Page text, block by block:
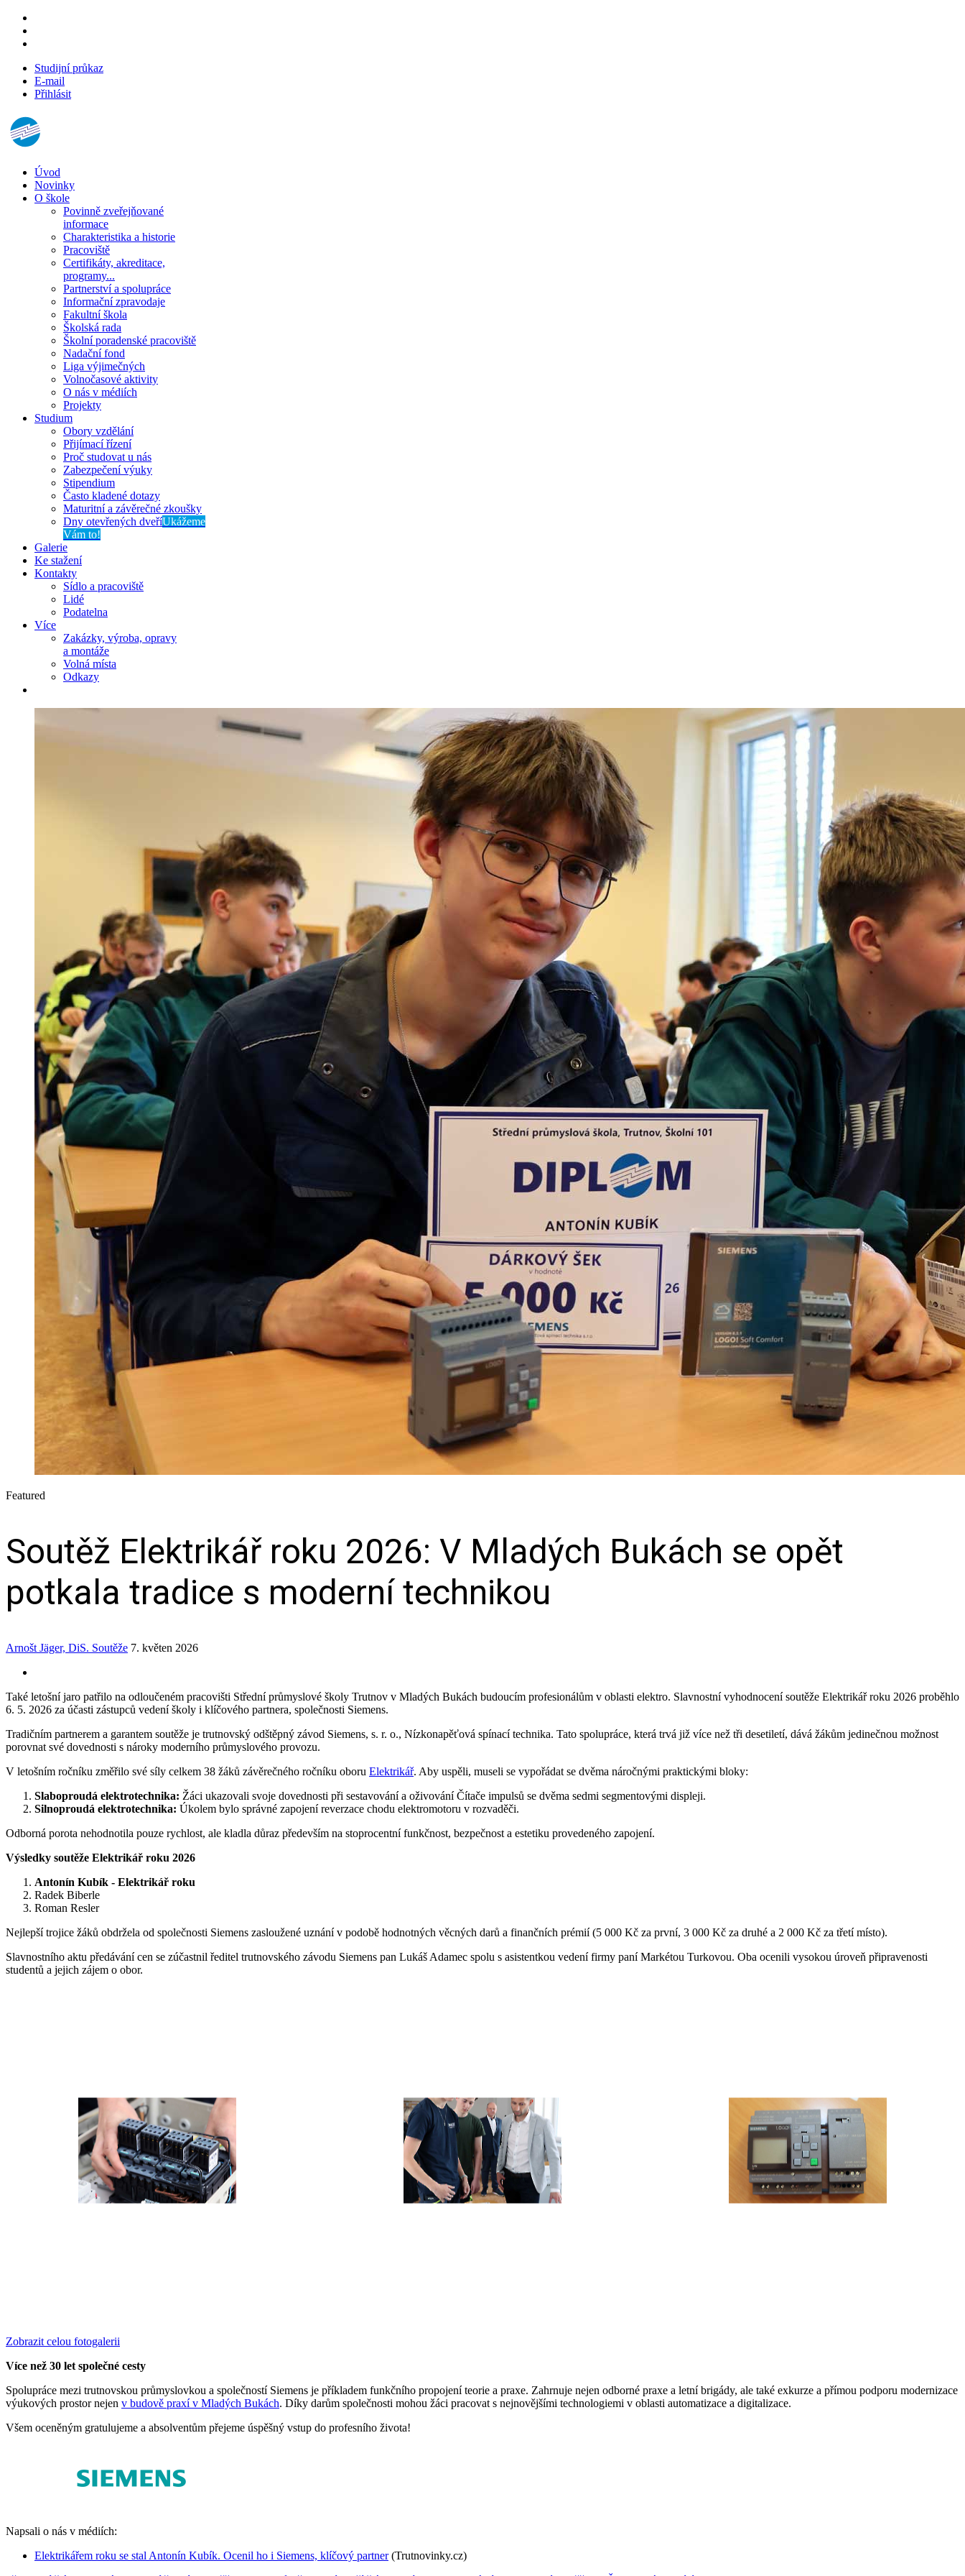
Studijní průkaz
E-mail
Přihlásit
Úvod
Novinky
O škole
Povinně zveřejňované
informace
Charakteristika a historie
Pracoviště
Certifikáty, akreditace,
programy...
Partnerství a spolupráce
Informační zpravodaje
Fakultní škola
Školská rada
Školní poradenské pracoviště
Nadační fond
Liga výjimečných
Volnočasové aktivity
O nás v médiích
Projekty
Studium
Obory vzdělání
Přijímací řízení
Proč studovat u nás
Zabezpečení výuky
Stipendium
Často kladené dotazy
Maturitní a závěrečné zkoušky
Dny otevřených dveříUkážeme
Vám to!
Galerie
Ke stažení
Kontakty
Sídlo a pracoviště
Lidé
Podatelna
Více
Zakázky, výroba, opravy
a montáže
Volná místa
Odkazy
Featured
Soutěž Elektrikář roku 2026: V Mladých Bukách se opět
potkala tradice s moderní technikou
Arnošt Jäger, DiS. Soutěže 7. květen 2026
Také letošní jaro patřilo na odloučeném pracovišti Střední průmyslové školy Trutnov v Mladých Bukách budoucím profesionálům v oblasti elektro. Slavnostní vyhodnocení soutěže Elektrikář roku 2026 proběhlo
6. 5. 2026 za účasti zástupců vedení školy i klíčového partnera, společnosti Siemens.
Tradičním partnerem a garantem soutěže je trutnovský odštěpný závod Siemens, s. r. o., Nízkonapěťová spínací technika. Tato spolupráce, která trvá již více než tři desetiletí, dává žákům jedinečnou možnost
porovnat své dovednosti s nároky moderního průmyslového provozu.
V letošním ročníku změřilo své síly celkem 38 žáků závěrečného ročníku oboru Elektrikář. Aby uspěli, museli se vypořádat se dvěma náročnými praktickými bloky:
Slaboproudá elektrotechnika: Žáci ukazovali svoje dovednosti při sestavování a oživování Čítače impulsů se dvěma sedmi segmentovými displeji.
Silnoproudá elektrotechnika: Úkolem bylo správné zapojení reverzace chodu elektromotoru v rozvaděči.
Odborná porota nehodnotila pouze rychlost, ale kladla důraz především na stoprocentní funkčnost, bezpečnost a estetiku provedeného zapojení.
Výsledky soutěže Elektrikář roku 2026
Antonín Kubík - Elektrikář roku
Radek Biberle
Roman Resler
Nejlepší trojice žáků obdržela od společnosti Siemens zasloužené uznání v podobě hodnotných věcných darů a finančních prémií (5 000 Kč za první, 3 000 Kč za druhé a 2 000 Kč za třetí místo).
Slavnostního aktu předávání cen se zúčastnil ředitel trutnovského závodu Siemens pan Lukáš Adamec spolu s asistentkou vedení firmy paní Markétou Turkovou. Oba ocenili vysokou úroveň připravenosti
studentů a jejich zájem o obor.
Zobrazit celou fotogalerii
Více než 30 let společné cesty
Spolupráce mezi trutnovskou průmyslovkou a společností Siemens je příkladem funkčního propojení teorie a praxe. Zahrnuje nejen odborné praxe a letní brigády, ale také exkurze a přímou podporu modernizace
výukových prostor nejen v budově praxí v Mladých Bukách. Díky darům společnosti mohou žáci pracovat s nejnovějšími technologiemi v oblasti automatizace a digitalizace.
Všem oceněným gratulujeme a absolventům přejeme úspěšný vstup do profesního života!
Napsali o nás v médiích:
Elektrikářem roku se stal Antonín Kubík. Ocenil ho i Siemens, klíčový partner(Trutnovinky.cz)